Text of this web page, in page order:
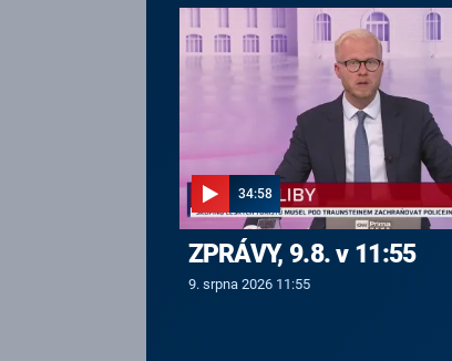
34:58
ZPRÁVY, 9.8. v 11:55
9. srpna 2026 11:55